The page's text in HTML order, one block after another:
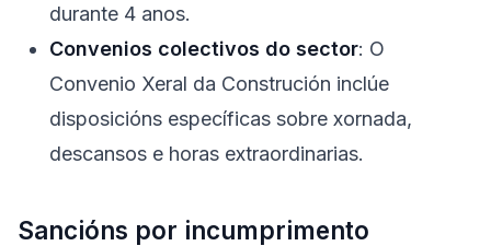
durante 4 anos.
Convenios colectivos do sector: O
Convenio Xeral da Construción inclúe
disposicións específicas sobre xornada,
descansos e horas extraordinarias.
Sancións por incumprimento